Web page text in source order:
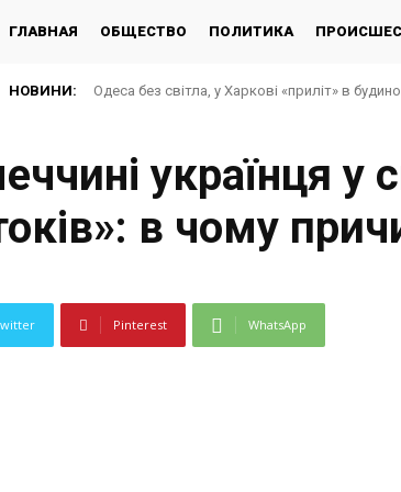
ГЛАВНАЯ ОБЩЕСТВО ПОЛИТИКА
НОВИНИ: Одеса без світла, у Харкові «приліт» в
українця у
в чому
Pinterest WhatsApp